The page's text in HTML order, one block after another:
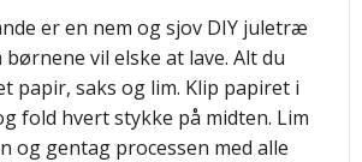
er en nem og sjov DIY juletræ
vil elske at lave. Alt du
papir, saks og lim. Klip papiret i
fold hvert stykke på midten. Lim
og gentag processen med alle